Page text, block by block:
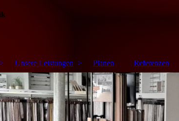
Unsere Leistungen Planen Referenzen